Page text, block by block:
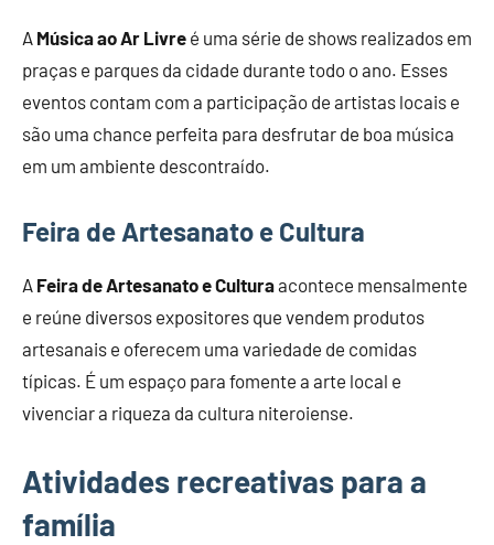
A Música ao Ar Livre é uma série de shows realizados em
praças e parques da cidade durante todo o ano. Esses
eventos contam com a participação de artistas locais e
são uma chance perfeita para desfrutar de boa música
em um ambiente descontraído.
Feira de Artesanato e Cultura
A Feira de Artesanato e Culturaacontece mensalmente
e reúne diversos expositores que vendem produtos
artesanais e oferecem uma variedade de comidas
típicas. É um espaço para fomente a arte local e
vivenciar a riqueza da cultura niteroiense.
Atividades recreativas para a
família